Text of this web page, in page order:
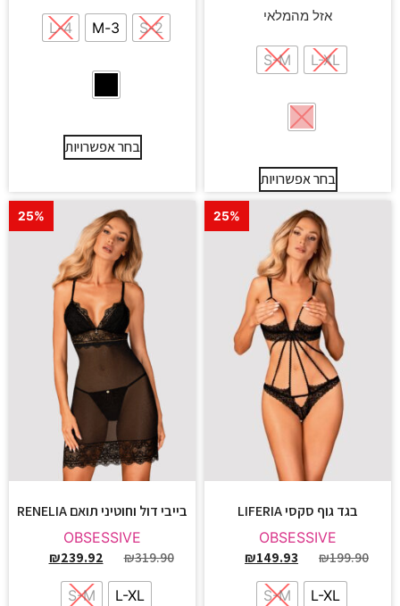
אזל מהמלאי
L-XL
S-M
בחר אפשרויות
2-S
3-M
4-L
בחר אפשרויות
25%
בגד גוף סקסי LIFERIA
OBSESSIVE
₪199.90
₪149.93
L-XL
S-M
25%
בייבי דול וחוטיני תואם RENELIA
OBSESSIVE
₪319.90
₪239.92
L-XL
S-M